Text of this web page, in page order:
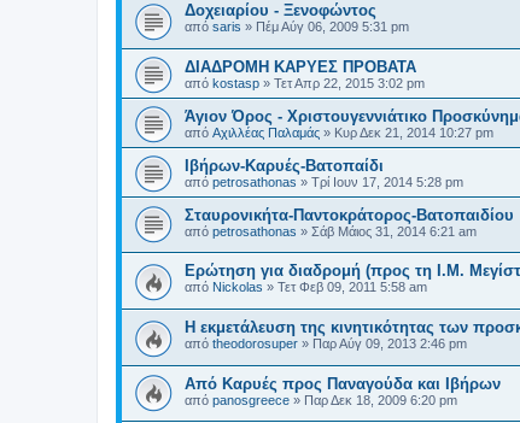
Δοχειαρίου - Ξενοφώντος
από saris » Πέμ Αύγ 06, 2009 5:31 pm
ΔΙΑΔΡΟΜΗ ΚΑΡΥΕΣ ΠΡΟΒΑΤΑ
από kostasp » Τετ Απρ 22, 2015 3:02 pm
Άγιον Όρος - Χριστουγεννιάτικο
από Αχιλλέας Παλαμάς » Κυρ Δεκ 21, 2014 10:27 pm
Ιβήρων-Καρυές-Βατοπαίδι
από petrosathonas » Τρί Ιουν 17, 2014 5:28 pm
Σταυρονικήτα-Παντοκράτορος-Βατοπαιδίου
από petrosathonas » Σάβ Μάιος 31, 2014 6:21 am
Ερώτηση για διαδρομή (προς τη Ι.Μ.
από Nickolas » Τετ Φεβ 09, 2011 5:58 am
Η εκμετάλευση της κινητικότητας των
από theodorosuper » Παρ Αύγ 09, 2013 2:46 pm
Από Καρυές προς Παναγούδα και Ιβήρων
από panosgreece » Παρ Δεκ 18, 2009 6:20 pm